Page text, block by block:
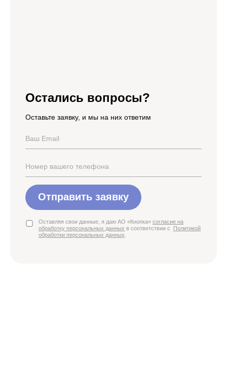
Остались вопросы?
Оставьте заявку, и мы на них ответим
Отправить заявку
Оставляя свои данные, я даю АО «Кнопка» согласие на
обработку персональных данных в соответствии с Политикой
обработки персональных данных